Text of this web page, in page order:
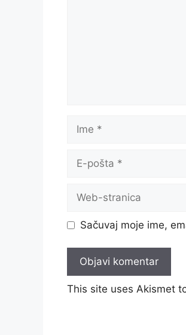
pošta
stranica
Sačuvaj moje ime,
This site uses Akismet